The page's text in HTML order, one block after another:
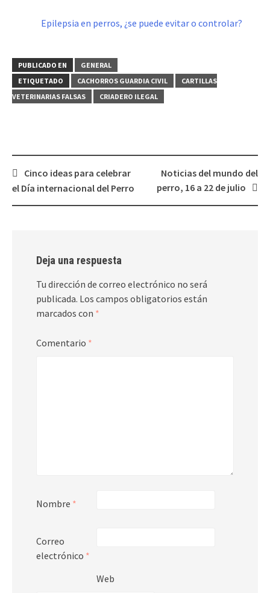
Epilepsia en perros, ¿se puede evitar o controlar?
PUBLICADO EN
GENERAL
ETIQUETADO
CACHORROS GUARDIA CIVIL
CARTILLAS
VETERINARIAS FALSAS
CRIADERO ILEGAL
Navegación
de
entradas
Cinco ideas para celebrar
el Día internacional del Perro
Noticias del mundo del
perro, 16 a 22 de julio
Deja una respuesta
Tu dirección de correo electrónico no será
publicada. Los campos obligatorios están
marcados con *
Comentario *
Nombre *
Correo
electrónico *
Web